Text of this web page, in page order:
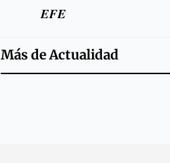
EFE
Más deActualidad